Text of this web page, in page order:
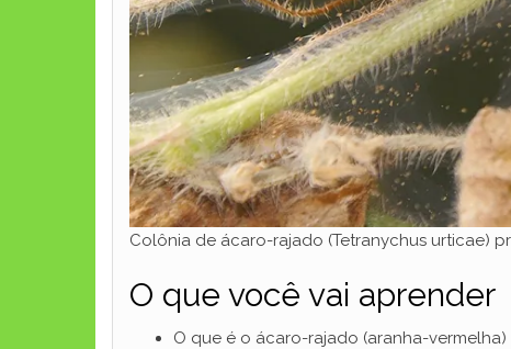
Colônia de ácaro-rajado (Tetranychus urticae)
O que você vai aprender
O que é o ácaro-rajado (aranha-